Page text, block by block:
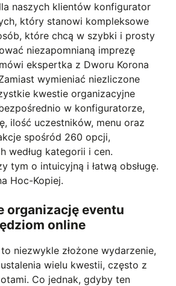
naszych klientów konfigurator
który stanowi kompleksowe
które chcą w szybki i prosty
niezapomnianą imprezę
ekspertka z Dworu Korona
wymieniać niezliczone
kwestie organizacyjne
w konfiguratorze,
ilość uczestników, menu oraz
spośród 260 opcji,
według kategorii i cen.
tym o intuicyjną i łatwą obsługę.
Hoc-Kopiej.
organizację eventu
online
niezwykle złożone wydarzenie,
wielu kwestii, często z
Co jednak, gdyby ten